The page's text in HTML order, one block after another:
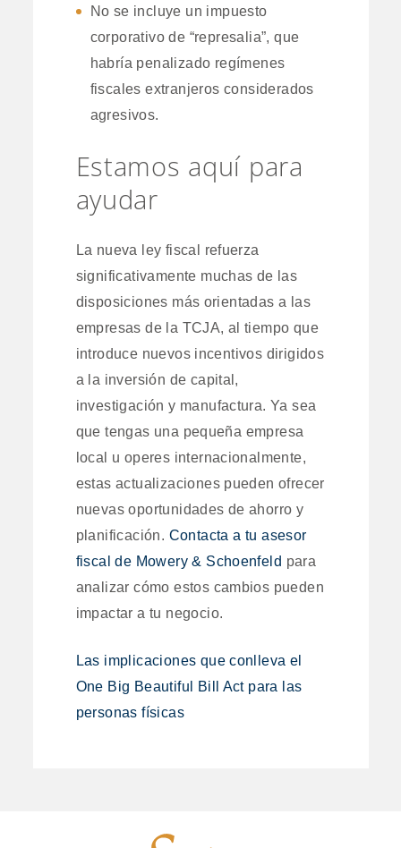
No se incluye un impuesto
corporativo de “represalia”, que
habría penalizado regímenes
fiscales extranjeros considerados
agresivos.
Estamos aquí para
ayudar
La nueva ley fiscal refuerza
significativamente muchas de las
disposiciones más orientadas a las
empresas de la TCJA, al tiempo que
introduce nuevos incentivos dirigidos
a la inversión de capital,
investigación y manufactura. Ya sea
que tengas una pequeña empresa
local u operes internacionalmente,
estas actualizaciones pueden ofrecer
nuevas oportunidades de ahorro y
planificación. Contacta a tu asesor
fiscal de Mowery & Schoenfeld para
analizar cómo estos cambios pueden
impactar a tu negocio.
Las implicaciones que conlleva el
One Big Beautiful Bill Act para las
personas físicas